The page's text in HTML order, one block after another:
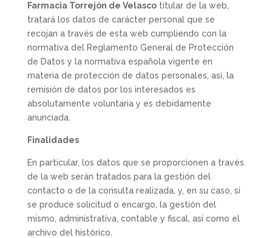
Farmacia Torrejón de Velascotitular de la web,
tratará los datos de carácter personal que se
recojan a través de esta web cumpliendo con la
normativa del Reglamento General de Protección
de Datos y la normativa española vigente en
materia de protección de datos personales, así, la
remisión de datos por los interesados es
absolutamente voluntaria y es debidamente
anunciada.
Finalidades
En particular, los datos que se proporcionen a través
de la web serán tratados para la gestión del
contacto o de la consulta realizada, y, en su caso, si
se produce solicitud o encargo, la gestión del
mismo, administrativa, contable y fiscal, así como el
archivo del histórico.